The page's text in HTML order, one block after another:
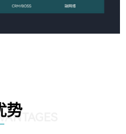
势